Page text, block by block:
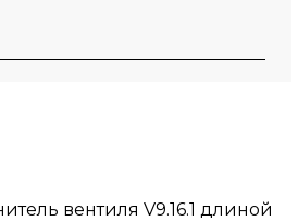
вентиля V9.16.1 длиной